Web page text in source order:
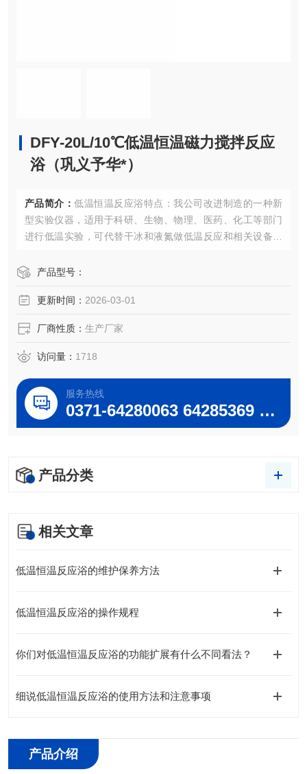
DFY-20L/10℃低温恒温磁力搅拌反应
浴（巩义予华*）
产品简介： 低温恒温反应浴特点：我公司改进制造的一种新
型实验仪器，适用于科研、生物、物理、医药、化工等部门
进行低温实验，可代替干冰和液氮做低温反应和相关设备提
底部装磁力搅拌，分两段搅拌，使不锈钢槽内温度更均匀，
DFY-20L/10℃低温恒温磁力搅拌反应浴（巩义予华*）
产品型号：
更新时间： 2026-03-01
厂商性质： 生产厂家
访问量： 1718
服务热线
0371-64280063 64285369 64285222
产品分类
相关文章
低温恒温反应浴的维护保养方法
低温恒温反应浴的操作规程
你们对低温恒温反应浴的功能扩展有什么不同看法？
细说低温恒温反应浴的使用方法和注意事项
产品介绍